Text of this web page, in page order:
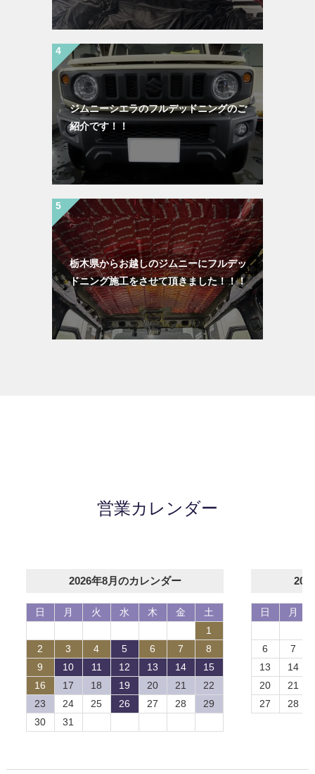
ジムニーシエラのフルデッドニングのご
紹介です！！
栃木県からお越しのジムニーにフルデッ
ドニング施工をさせて頂きました！！！
営業カレンダー
2026年8月のカレンダー
日 月 火 水 木 金
土
1
2
3 4 5 6 7
8
9
10 11 12 13 14
15
16
17 18 19 20 21
22
23
24 25 26 27 28
29
30
31
日 月
6
7
13
14
20
21
27
28